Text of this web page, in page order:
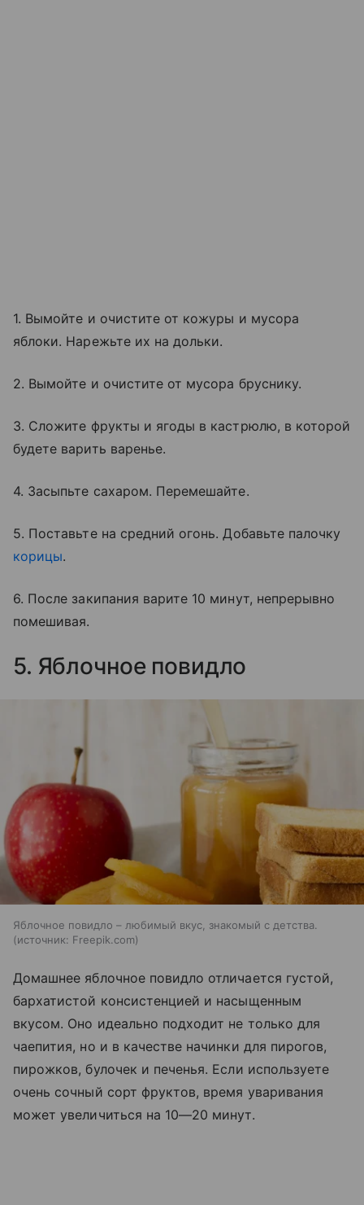
1. Вымойте и очистите от кожуры и мусора
яблоки. Нарежьте их на дольки.
2. Вымойте и очистите от мусора бруснику.
3. Сложите фрукты и ягоды в кастрюлю, в которой
будете варить варенье.
4. Засыпьте сахаром. Перемешайте.
5. Поставьте на средний огонь. Добавьте палочку
корицы.
6. После закипания варите 10 минут, непрерывно
помешивая.
5. Яблочное повидло
Яблочное повидло – любимый вкус, знакомый с детства.
источник: Freepik.com
Домашнее яблочное повидло отличается густой,
бархатистой консистенцией и насыщенным
вкусом. Оно идеально подходит не только для
чаепития, но и в качестве начинки для пирогов,
пирожков, булочек и печенья. Если используете
очень сочный сорт фруктов, время уваривания
может увеличиться на 10—20 минут.